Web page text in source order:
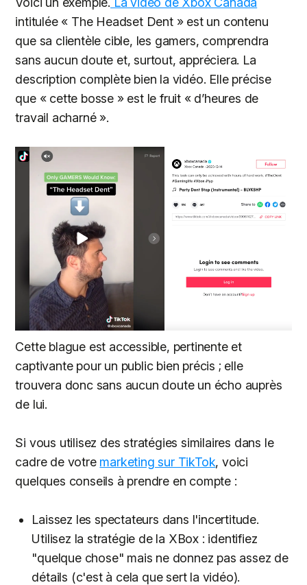
intitulée « The Headset Dent » est un contenu
que sa clientèle cible, les gamers, comprendra
sans aucun doute et, surtout, appréciera. La
description complète bien la vidéo. Elle précise
que « cette bosse » est le fruit « d’heures de
travail acharné ».
Cette blague est accessible, pertinente et
captivante pour un public bien précis ; elle
trouvera donc sans aucun doute un écho auprès
de lui.
Si vous utilisez des stratégies similaires dans le
cadre de votre marketing sur TikTok, voici
quelques conseils à prendre en compte :
Laissez les spectateurs dans l'incertitude.
Utilisez la stratégie de la XBox : identifiez
"quelque chose" mais ne donnez pas assez de
détails (c'est à cela que sert la vidéo).